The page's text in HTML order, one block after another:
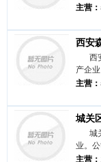
主营：
西安
西
产企
主营：
城关
城
业。
主营：